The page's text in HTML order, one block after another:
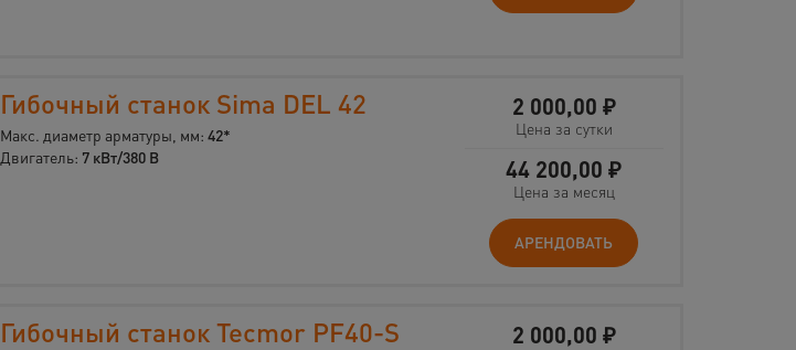
Гибочный станок Sima DEL 42
Макс. диаметр арматуры, мм: 42*
Двигатель: 7 кВт/380 В
2 000,00 ₽
Цена за сутки
44 200,00 ₽
Цена за месяц
АРЕНДОВАТЬ
Гибочный станок Tecmor PF40-S 2 000,00 ₽